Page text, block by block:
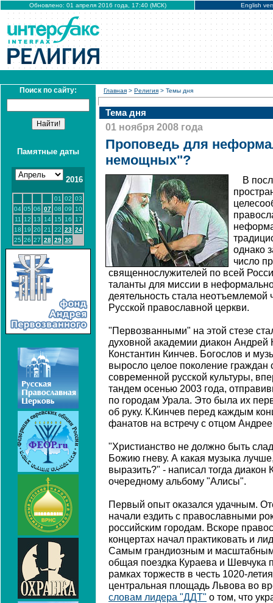
Обновлено: 01 апреля 2016 года, 17:40 (МСК) English
Поиск по сайту:
Памятные даты
2016
01 02 03
04 05 06 07 08 09
10
11
12 13 14 15 16
17
18 19 20 21 22 23 24
25 26 27 28 29 30
Главная > Религия > Темы дня
Тема дня
01 ноября 2008 года
Проповедь для
немощных"?
В
однако
число
священнослужителей по всей
таланты для миссии в
деятельность стала
Русской православной церкви.
"Первозванными" на этой стезе
духовной академии диакон
Константин Кинчев. Богослов и
выросло целое поколение граждан
современной русской культуры,
тандем осенью 2003 года,
по городам Урала. Это была их
об руку. К.Кинчев перед каждым
фанатов на встречу с отцом
"Христианство не должно быть
Божию гневу. А какая музыка
выразить?" - написал тогда диакон
очередному альбому "Алисы".
Первый опыт оказался удачным.
начали ездить с православными
российским городам. Вскоре
концертах начал практиковать и
Самым грандиозным и масштабным
общая поездка Кураева и Шевчука
рамках торжеств в честь 1020-
центральная площадь Львова во
словам лидера "ДДТ" о том, что